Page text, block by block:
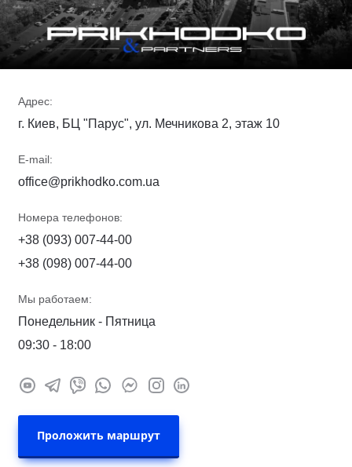
Адрес:
г. Киев, БЦ "Парус", ул. Мечникова 2, этаж 10
E-mail:
office@prikhodko.com.ua
Номера телефонов:
+38 (093) 007-44-00
+38 (098) 007-44-00
Мы работаем:
Понедельник - Пятница
09:30 - 18:00
Проложить маршрут